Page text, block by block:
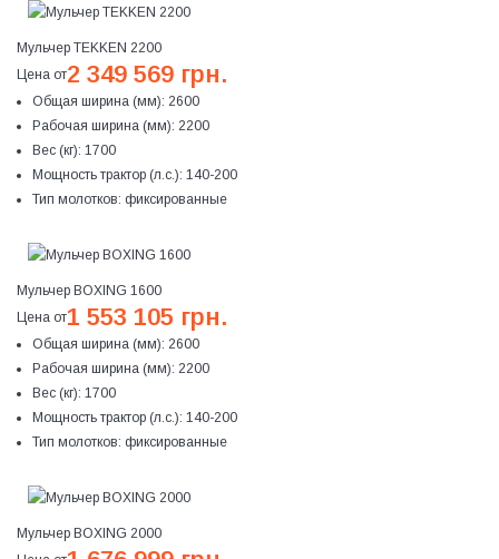
Мульчер TEKKEN 2200
Цена от2 349 569 грн.
Общая ширина (мм): 2600
Рабочая ширина (мм): 2200
Вес (кг): 1700
Мощность трактор (л.с.): 140-200
Тип молотков: фиксированные
Мульчер BOXING 1600
Цена от1 553 105 грн.
Общая ширина (мм): 2600
Рабочая ширина (мм): 2200
Вес (кг): 1700
Мощность трактор (л.с.): 140-200
Тип молотков: фиксированные
Мульчер BOXING 2000